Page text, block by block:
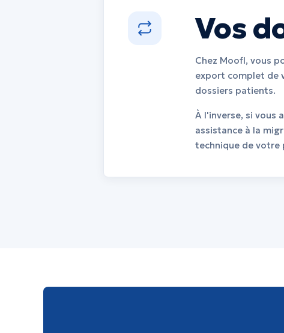
Vos
Chez Moofl, vous
export complet de
dossiers patients.
À l'inverse, si vous
assistance à la
technique de votre